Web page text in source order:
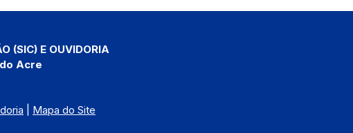
(SIC) E OUVIDORIA
Acre
Mapa do Site